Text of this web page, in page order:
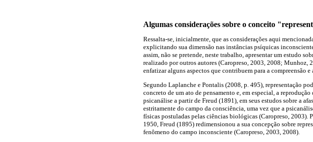
Algumas considerações sobre o conceito
Ressalta-se, inicialmente, que as considerações aqui
explicitando sua dimensão nas instâncias psíquicas
assim, não se pretende, neste trabalho, apresentar um estudo
realizado por outros autores (Caropreso, 2003, 2008; Munhoz,
enfatizar alguns aspectos que contribuem para a compreensão
Segundo Laplanche e Pontalis (2008, p. 495), representação
concreto de um ato de pensamento e, em especial, a
psicanálise a partir de Freud (1891), em seus estudos sobre a
estritamente do campo da consciência, uma vez que a
físicas postuladas pelas ciências biológicas (Caropreso, 2003).
1950, Freud (1895) redimensionou a sua concepção sobre
fenômeno do campo inconsciente (Caropreso, 2003, 2008).